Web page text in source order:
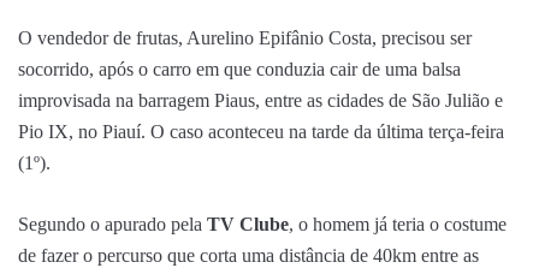
O vendedor de frutas, Aurelino Epifânio Costa, precisou ser
socorrido, após o carro em que conduzia cair de uma balsa
improvisada na barragem Piaus, entre as cidades de São Julião e
Pio IX, no Piauí. O caso aconteceu na tarde da última terça-feira
(1º).
Segundo o apurado pela TV Clube, o homem já teria o costume
de fazer o percurso que corta uma distância de 40km entre as